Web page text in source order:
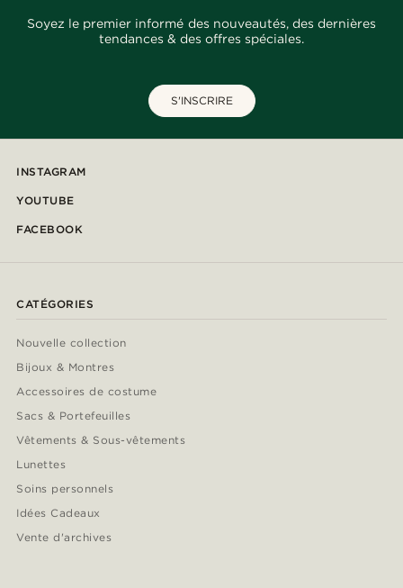
Soyez le premier informé des nouveautés, des dernières
tendances & des offres spéciales.
S'INSCRIRE
INSTAGRAM
YOUTUBE
FACEBOOK
CATÉGORIES
Nouvelle collection
Bijoux & Montres
Accessoires de costume
Sacs & Portefeuilles
Vêtements & Sous-vêtements
Lunettes
Soins personnels
Idées Cadeaux
Vente d'archives